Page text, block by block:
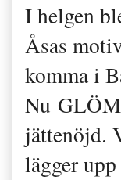
I helgen
Åsas
komma i
Nu
jättenöjd.
lägger